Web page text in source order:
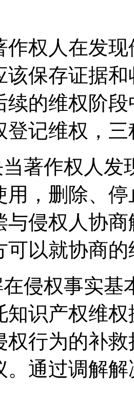
作权人在发
该保存证据
续的维权阶
登记维权，
著作权人
用，删除、
与侵权人协
可以就协商
侵权事实
知识产权维
权行为的补
。通过调解